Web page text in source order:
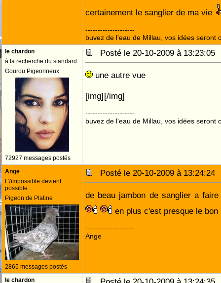
certainement le sanglier de ma vie
--------------------
buvez de l'eau de Millau, vos idées seront
le chardon
à la recherche du standard
Gourou Pigeonneux
72927 messages postés
Posté le 20-10-2009 à
une autre vue
[img][/img]
--------------------
buvez de l'eau de Millau, vos idées seront
Ange
L\'impossible devient
possible...
Pigeon de Platine
2865 messages postés
Posté le 20-10-2009 à
de beau jambon de sanglier a
en plus c'est presque le
--------------------
Ange
le chardon